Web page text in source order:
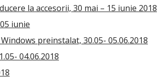
la accesorii, 30 mai – 15 iunie 2018
iunie
preinstalat, 30.05- 05.06.2018
04.06.2018